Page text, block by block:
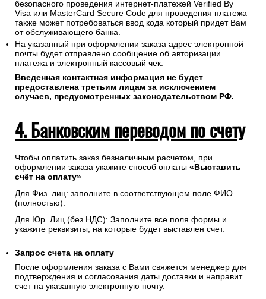
Конфиденциальность сообщаемой персональной
информации обеспечивается ПАО "Сбербанк".
Соединение с платежным шлюзом и передача
информации осуществляется в защищенном режиме с
использованием протокола шифрования SSL.
В случае если Ваш банк поддерживает технологию
безопасного проведения интернет-платежей Verified By
Visa или MasterCard Secure Code для проведения платежа
также может потребоваться ввод кода который придет Вам
от обслуживающего банка.
платежа и электронный кассовый чек.
Введенная контактная информация не будет
случаев, предусмотренных законодательством РФ.
4. Банковским переводом по счету
Чтобы оплатить заказ безналичным расчетом, при
оформлении заказа укажите способ оплаты«Выставить
Для Физ. лиц: заполните в соответствующем поле ФИО
(полностью).
Для Юр. Лиц (без НДС): Заполните все поля формы и
укажите реквизиты, на которые будет выставлен счет.